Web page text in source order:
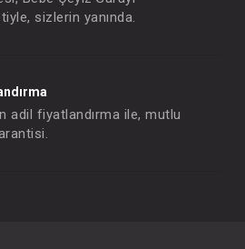
sizlerin yanında.
adil fiyatlandırma ile, mutlu